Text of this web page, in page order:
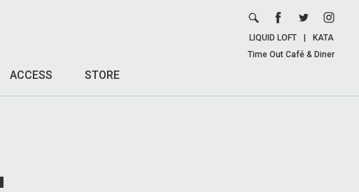
ACCESS STORE
LIQUID LOFT
KATA
Time Out Café & Diner